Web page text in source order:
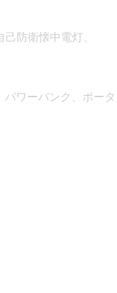
防衛懐中電灯、
ワーバンク、ポー